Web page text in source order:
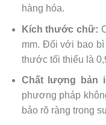
hàng hóa.
Kích thước chữ:
mm. Đối với bao bì
thước tối thiểu là
Chất lượng bản
phương pháp
bảo rõ ràng trong